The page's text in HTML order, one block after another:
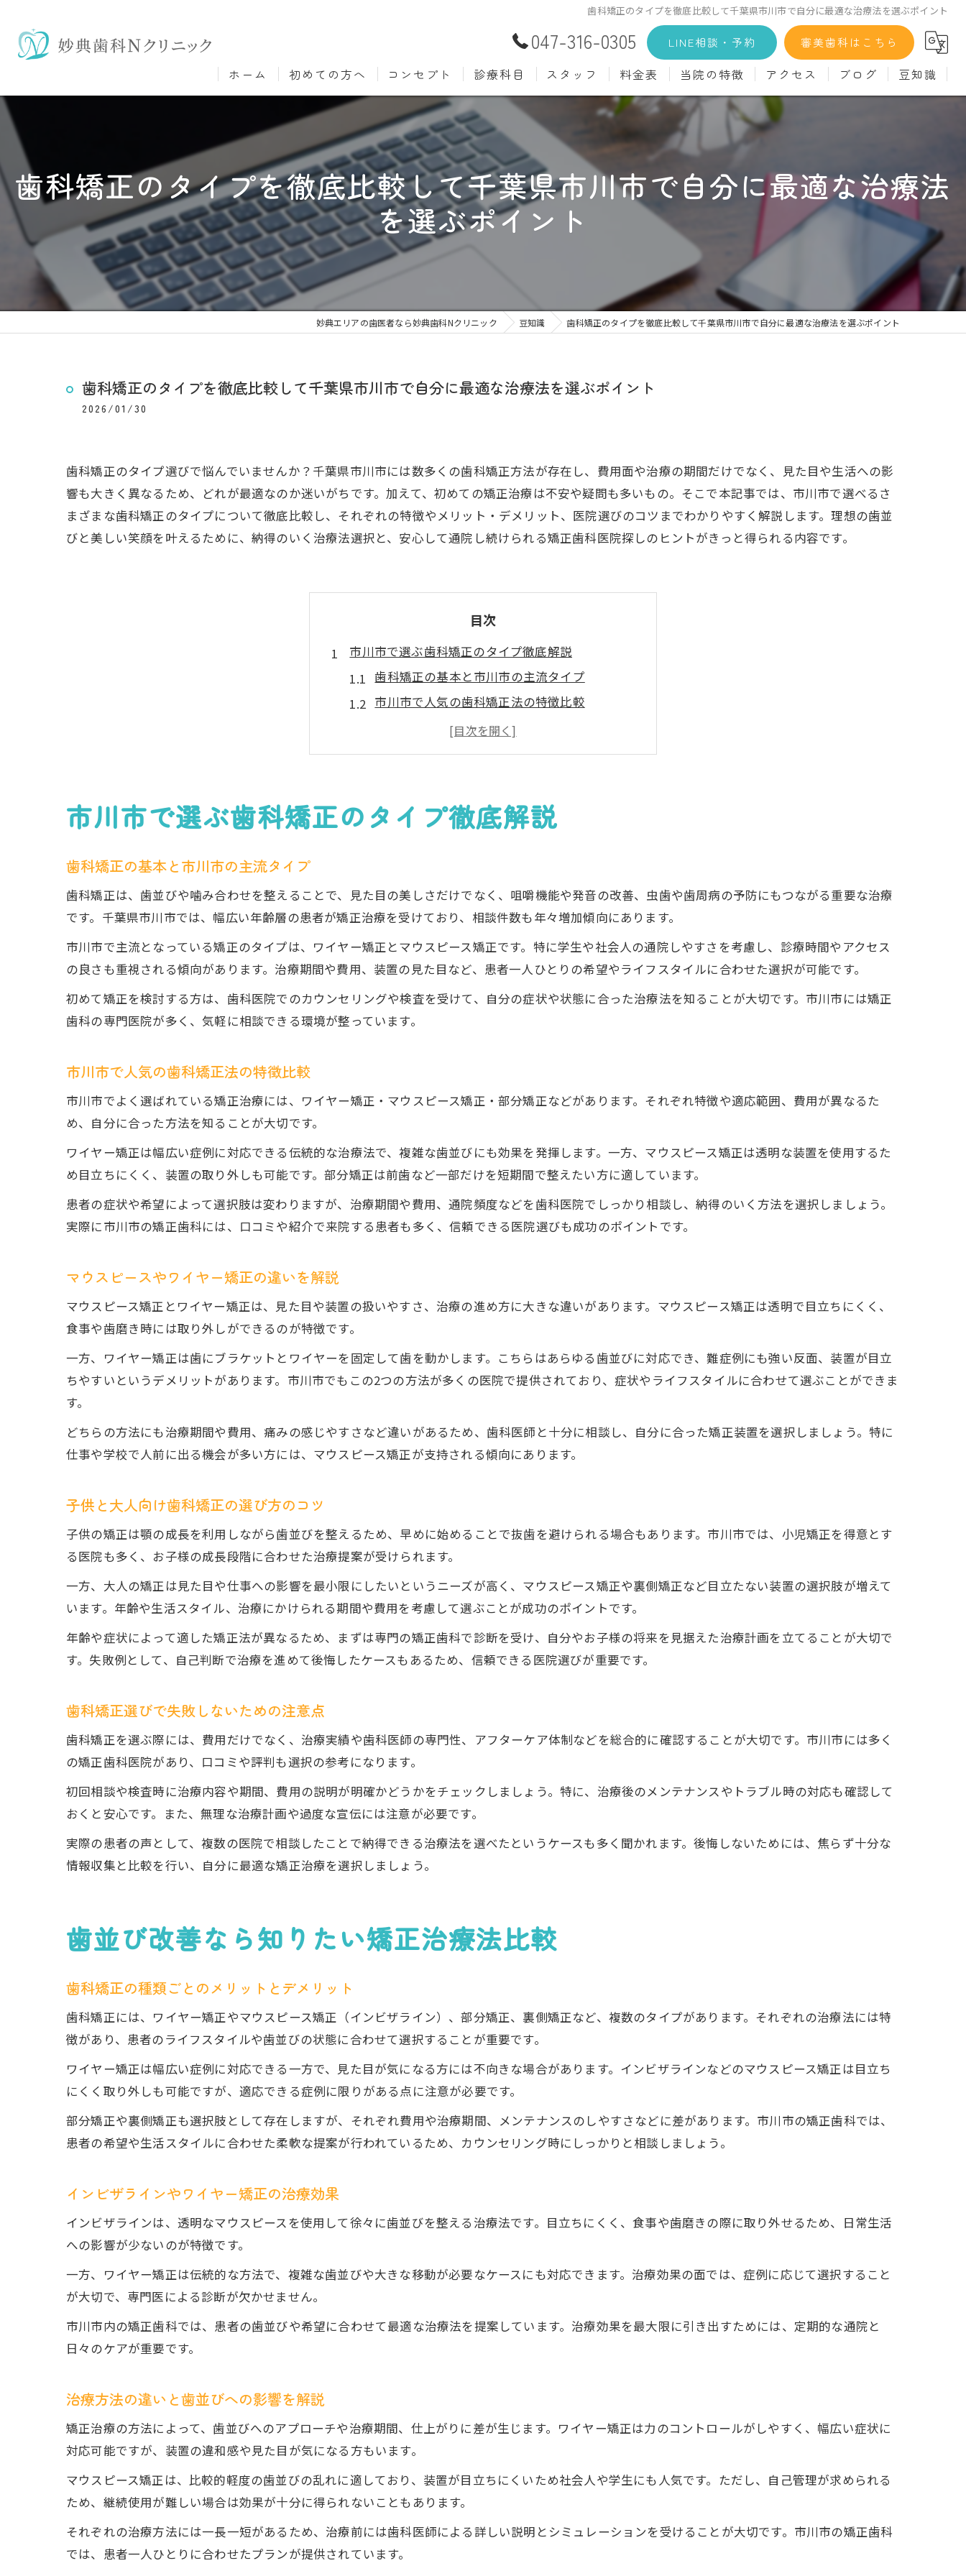
歯科矯正のタイプを徹底比較して千葉県市川市で自分に最適な治療法を選ぶポイント
047-316-0305 LINE相談・予約 審美歯科はこちら
ホーム 初めての方へ コンセプト 診療科目
むし歯治療 予防歯科
小児歯科 入れ歯(義歯)
口腔外科 歯周病治療
ホワイトニング
親知らず
大人の矯正 子どもの矯正
スタッフ 料金表
材料詳細
自費診療料金
当院の特徴
マウスピース矯正
インプラント
セラミック
施設基準
アクセス ブログ 豆知識
歯科矯正のタイプを徹底比較して千葉県市川市で自分に最適な治療法
を選ぶポイント
妙典エリアの歯医者なら妙典歯科Nクリニック 豆知識 歯科矯正のタイプを徹底比較して千葉県市川市で自分に最適な治療法を選ぶポイント
歯科矯正のタイプを徹底比較して千葉県市川市で自分に最適な治療法を選ぶポイント
2026/01/30
歯科矯正のタイプ選びで悩んでいませんか？千葉県市川市には数多くの歯科矯正方法が存在し、費用面や治療の期間だけでなく、見た目や生活への影
響も大きく異なるため、どれが最適なのか迷いがちです。加えて、初めての矯正治療は不安や疑問も多いもの。そこで本記事では、市川市で選べるさ
まざまな歯科矯正のタイプについて徹底比較し、それぞれの特徴やメリット・デメリット、医院選びのコツまでわかりやすく解説します。理想の歯並
びと美しい笑顔を叶えるために、納得のいく治療法選択と、安心して通院し続けられる矯正歯科医院探しのヒントがきっと得られる内容です。
目次
市川市で選ぶ歯科矯正のタイプ徹底解説
歯科矯正の基本と市川市の主流タイプ
市川市で人気の歯科矯正法の特徴比較
マウスピースやワイヤー矯正の違いを解説
子供と大人向け歯科矯正の選び方のコツ
歯並び改善なら知りたい矯正治療法比較
歯科矯正の種類ごとのメリットとデメリット
市川市で受けられる矯正治療法の特徴まとめ
大人と子供で変わる歯科矯正の選択ポイント
理想の笑顔を目指す歯科矯正のポイント
美しい歯並び実現に必要な歯科矯正の知識
歯科矯正で理想の笑顔をつくる方法とは
矯正治療後の顔貌変化とリスクを正しく理解
タイプ別の歯科矯正が自分に合う理由
自分に合う矯正法を見極めるチェックポイント
生活スタイルに合わせた歯科矯正の選び方
費用や期間で変わる歯科矯正の適正タイプ
症例から考える最適な歯科矯正法の選択
医院選びで比較すべき歯科矯正の条件
カウンセリングで確認したい矯正治療内容
治療費や支払い方法の事前チェックの重要性
歯科矯正の費用相場と治療期間を徹底比較
分割払いやデンタルローン活用の注意点
矯正治療の期間と日常生活への影響まとめ
市川市で選ぶ歯科矯正のタイプ徹底解説
歯科矯正の基本と市川市の主流タイプ
歯科矯正は、歯並びや噛み合わせを整えることで、見た目の美しさだけでなく、咀嚼機能や発音の改善、虫歯や歯周病の予防にもつながる重要な治療
です。千葉県市川市では、幅広い年齢層の患者が矯正治療を受けており、相談件数も年々増加傾向にあります。
市川市で主流となっている矯正のタイプは、ワイヤー矯正とマウスピース矯正です。特に学生や社会人の通院しやすさを考慮し、診療時間やアクセス
の良さも重視される傾向があります。治療期間や費用、装置の見た目など、患者一人ひとりの希望やライフスタイルに合わせた選択が可能です。
初めて矯正を検討する方は、歯科医院でのカウンセリングや検査を受けて、自分の症状や状態に合った治療法を知ることが大切です。市川市には矯正
歯科の専門医院が多く、気軽に相談できる環境が整っています。
市川市で人気の歯科矯正法の特徴比較
市川市でよく選ばれている矯正治療には、ワイヤー矯正・マウスピース矯正・部分矯正などがあります。それぞれ特徴や適応範囲、費用が異なるた
め、自分に合った方法を知ることが大切です。
ワイヤー矯正は幅広い症例に対応できる伝統的な治療法で、複雑な歯並びにも効果を発揮します。一方、マウスピース矯正は透明な装置を使用するた
め目立ちにくく、装置の取り外しも可能です。部分矯正は前歯など一部だけを短期間で整えたい方に適しています。
患者の症状や希望によって選択肢は変わりますが、治療期間や費用、通院頻度などを歯科医院でしっかり相談し、納得のいく方法を選択しましょう。
実際に市川市の矯正歯科には、口コミや紹介で来院する患者も多く、信頼できる医院選びも成功のポイントです。
マウスピースやワイヤー矯正の違いを解説
マウスピース矯正とワイヤー矯正は、見た目や装置の扱いやすさ、治療の進め方に大きな違いがあります。マウスピース矯正は透明で目立ちにくく、
食事や歯磨き時には取り外しができるのが特徴です。
一方、ワイヤー矯正は歯にブラケットとワイヤーを固定して歯を動かします。こちらはあらゆる歯並びに対応でき、難症例にも強い反面、装置が目立
ちやすいというデメリットがあります。市川市でもこの2つの方法が多くの医院で提供されており、症状やライフスタイルに合わせて選ぶことができま
す。
どちらの方法にも治療期間や費用、痛みの感じやすさなど違いがあるため、歯科医師と十分に相談し、自分に合った矯正装置を選択しましょう。特に
仕事や学校で人前に出る機会が多い方には、マウスピース矯正が支持される傾向にあります。
子供と大人向け歯科矯正の選び方のコツ
子供の矯正は顎の成長を利用しながら歯並びを整えるため、早めに始めることで抜歯を避けられる場合もあります。市川市では、小児矯正を得意とす
る医院も多く、お子様の成長段階に合わせた治療提案が受けられます。
一方、大人の矯正は見た目や仕事への影響を最小限にしたいというニーズが高く、マウスピース矯正や裏側矯正など目立たない装置の選択肢が増えて
います。年齢や生活スタイル、治療にかけられる期間や費用を考慮して選ぶことが成功のポイントです。
年齢や症状によって適した矯正法が異なるため、まずは専門の矯正歯科で診断を受け、自分やお子様の将来を見据えた治療計画を立てることが大切で
す。失敗例として、自己判断で治療を進めて後悔したケースもあるため、信頼できる医院選びが重要です。
歯科矯正選びで失敗しないための注意点
歯科矯正を選ぶ際には、費用だけでなく、治療実績や歯科医師の専門性、アフターケア体制などを総合的に確認することが大切です。市川市には多く
の矯正歯科医院があり、口コミや評判も選択の参考になります。
初回相談や検査時に治療内容や期間、費用の説明が明確かどうかをチェックしましょう。特に、治療後のメンテナンスやトラブル時の対応も確認して
おくと安心です。また、無理な治療計画や過度な宣伝には注意が必要です。
実際の患者の声として、複数の医院で相談したことで納得できる治療法を選べたというケースも多く聞かれます。後悔しないためには、焦らず十分な
情報収集と比較を行い、自分に最適な矯正治療を選択しましょう。
歯並び改善なら知りたい矯正治療法比較
歯科矯正の種類ごとのメリットとデメリット
歯科矯正には、ワイヤー矯正やマウスピース矯正（インビザライン）、部分矯正、裏側矯正など、複数のタイプがあります。それぞれの治療法には特
徴があり、患者のライフスタイルや歯並びの状態に合わせて選択することが重要です。
ワイヤー矯正は幅広い症例に対応できる一方で、見た目が気になる方には不向きな場合があります。インビザラインなどのマウスピース矯正は目立ち
にくく取り外しも可能ですが、適応できる症例に限りがある点に注意が必要です。
部分矯正や裏側矯正も選択肢として存在しますが、それぞれ費用や治療期間、メンテナンスのしやすさなどに差があります。市川市の矯正歯科では、
患者の希望や生活スタイルに合わせた柔軟な提案が行われているため、カウンセリング時にしっかりと相談しましょう。
インビザラインやワイヤー矯正の治療効果
インビザラインは、透明なマウスピースを使用して徐々に歯並びを整える治療法です。目立ちにくく、食事や歯磨きの際に取り外せるため、日常生活
への影響が少ないのが特徴です。
一方、ワイヤー矯正は伝統的な方法で、複雑な歯並びや大きな移動が必要なケースにも対応できます。治療効果の面では、症例に応じて選択すること
が大切で、専門医による診断が欠かせません。
市川市内の矯正歯科では、患者の歯並びや希望に合わせて最適な治療法を提案しています。治療効果を最大限に引き出すためには、定期的な通院と
日々のケアが重要です。
治療方法の違いと歯並びへの影響を解説
矯正治療の方法によって、歯並びへのアプローチや治療期間、仕上がりに差が生じます。ワイヤー矯正は力のコントロールがしやすく、幅広い症状に
対応可能ですが、装置の違和感や見た目が気になる方もいます。
マウスピース矯正は、比較的軽度の歯並びの乱れに適しており、装置が目立ちにくいため社会人や学生にも人気です。ただし、自己管理が求められる
ため、継続使用が難しい場合は効果が十分に得られないこともあります。
それぞれの治療方法には一長一短があるため、治療前には歯科医師による詳しい説明とシミュレーションを受けることが大切です。市川市の矯正歯科
では、患者一人ひとりに合わせたプランが提供されています。